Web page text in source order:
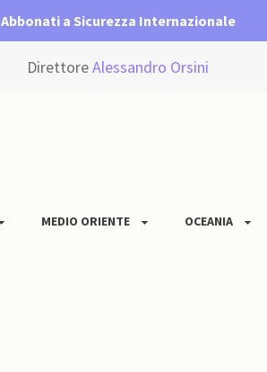
Abbonati a Sicurezza Internazionale
DirettoreAlessandro Orsini
MEDIO ORIENTE OCEANIA